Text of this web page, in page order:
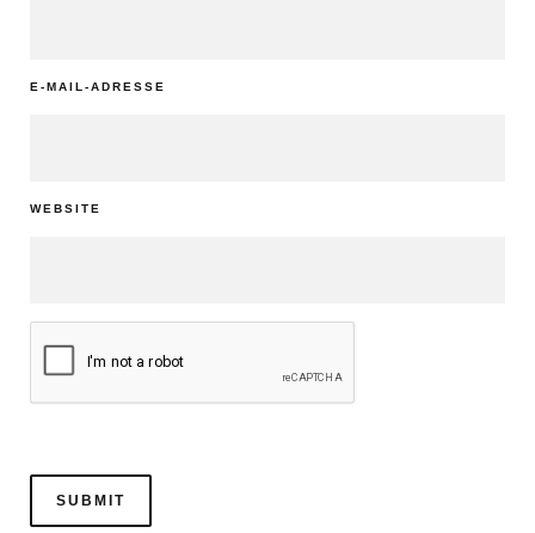
E-MAIL-ADRESSE
WEBSITE